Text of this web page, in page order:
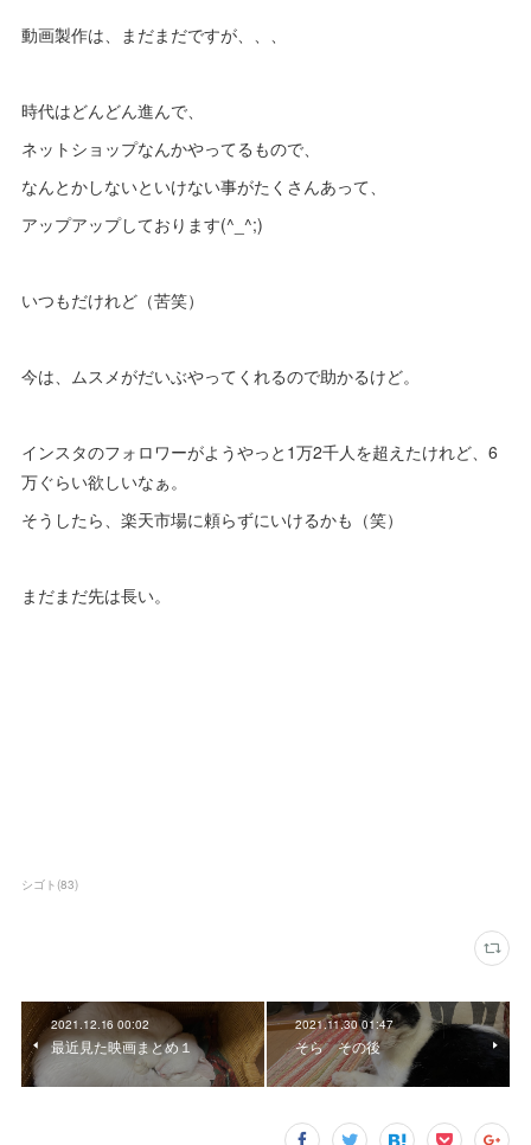
動画製作は、まだまだですが、、、
時代はどんどん進んで、
ネットショップなんかやってるもので、
なんとかしないといけない事がたくさんあって、
アップアップしております(^_^;)
いつもだけれど（苦笑）
今は、ムスメがだいぶやってくれるので助かるけど。
インスタのフォロワーがようやっと1万2千人を超えたけれど、6
万ぐらい欲しいなぁ。
そうしたら、楽天市場に頼らずにいけるかも（笑）
まだまだ先は長い。
シゴト (83)
2021.12.16 00:02
最近見た映画まとめ１
2021.11.30 01:47
そら その後